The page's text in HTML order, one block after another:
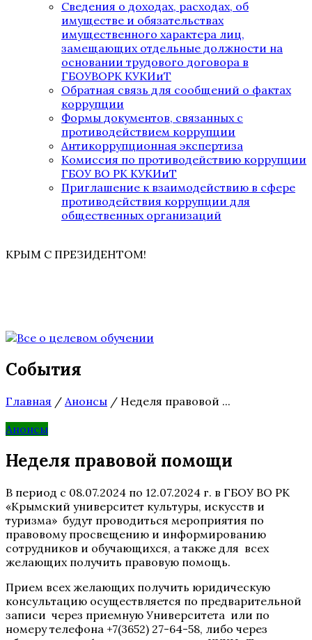
Сведения о доходах, расходах, об
имуществе и обязательствах
имущественного характера лиц,
замещающих отдельные должности на
основании трудового договора в
ГБОУВОРК КУКИиТ
Обратная связь для сообщений о фактах
коррупции
Формы документов, связанных с
противодействием коррупции
Антикоррупционная экспертиза
Комиссия по противодействию коррупции
ГБОУ ВО РК КУКИиТ
Приглашение к взаимодействию в сфере
противодействия коррупции для
общественных организаций
КРЫМ С ПРЕЗИДЕНТОМ!
События
Главная / Анонсы / Неделя правовой ...
Анонсы
Неделя правовой помощи
В период с 08.07.2024 по 12.07.2024 г. в ГБОУ ВО РК
«Крымский университет культуры, искусств и
туризма» будут проводиться мероприятия по
правовому просвещению и информированию
сотрудников и обучающихся, а также для всех
желающих получить правовую помощь.
Прием всех желающих получить юридическую
консультацию осуществляется по предварительной
записи через приемную Университета или по
номеру телефона +7(3652) 27-64-58, либо через